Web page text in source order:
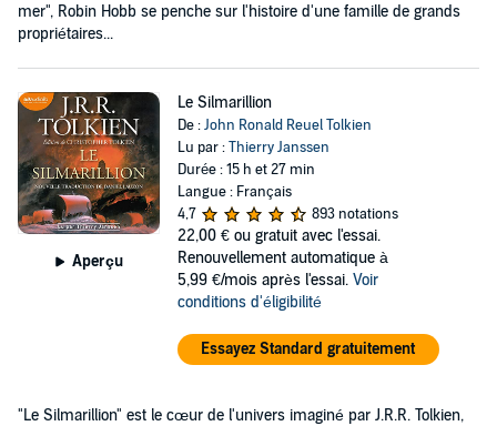
mer", Robin Hobb se penche sur l'histoire d'une famille de grands
propriétaires...
Aperçu
Le Silmarillion
De :John Ronald Reuel Tolkien
Lu par :Thierry Janssen
Durée : 15 h et 27 min
Langue : Français
4,7
893 notations
22,00 € ou gratuit avec l'essai.
Renouvellement automatique à
5,99 €/mois après l'essai. Voir
conditions d'éligibilité
Essayez Standard gratuitement
"Le Silmarillion" est le cœur de l'univers imaginé par J.R.R. Tolkien,